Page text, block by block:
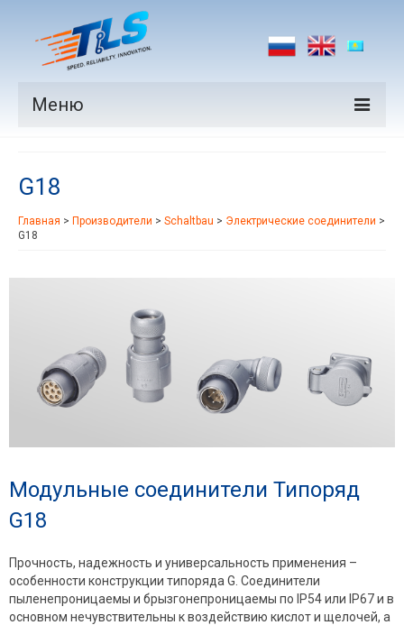
Меню
Производители
Рынки
G18
Главная > Производители > Schaltbau > Электрические соединители >
G18
Модульные соединители Типоряд
G18
Прочность, надежность и универсальность применения –
особенности конструкции типоряда G. Соединители
пыленепроницаемы и брызгонепроницаемы по IP54 или IP67 и в
основном нечувствительны к воздействию кислот и щелочей, а